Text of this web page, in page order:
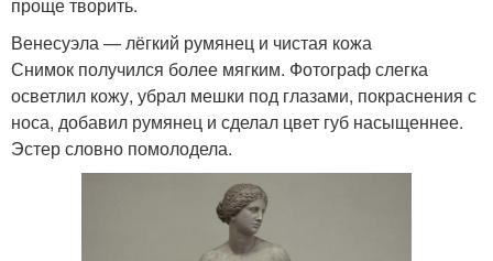
Венесуэла — лёгкий румянец и чистая кожа
Снимок получился более мягким. Фотограф слегка
осветлил кожу, убрал мешки под глазами, покраснения с
носа, добавил румянец и сделал цвет губ насыщеннее.
Эстер словно помолодела.